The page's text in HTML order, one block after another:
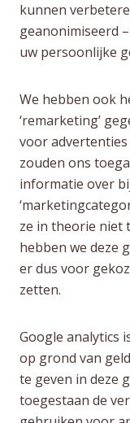
kunnen
geanonimiseerd
uw persoonlijke
We hebben ook
‘remarketing’
voor
zouden ons
informatie over
ze in theorie niet
hebben we deze
er dus voor
zetten.
Google analytics
op grond van
te geven in deze
toegestaan de